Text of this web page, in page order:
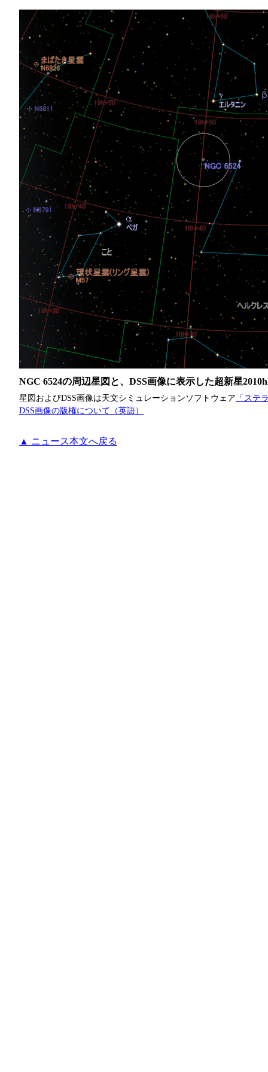
NGC 6524の周辺星図と、DSS画像に表示した超新星
星図およびDSS画像は天文シミュレーションソフトウェア 「ステ
DSS画像の版権について（英語）
▲ ニュース本文へ戻る